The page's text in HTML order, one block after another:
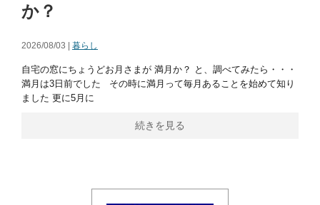
か？
2026/08/03 | 暮らし
自宅の窓にちょうどお月さまが 満月か？ と、調べてみたら・・・
満月は3日前でした その時に満月って毎月あることを始めて知り
ました 更に5月に
続きを見る